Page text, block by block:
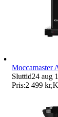
Moccamaster
Sluttid24 aug
Pris:2 499 kr,